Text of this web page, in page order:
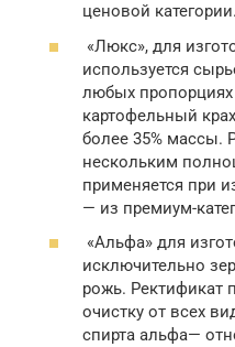
ценовой категории.
«Люкс», для
используется
любых пропорциях
картофельный
более 35% массы.
нескольким
применяется при
— из премиум-
«Альфа» для
исключительно
рожь. Ректификат
очистку от всех
спирта альфа—